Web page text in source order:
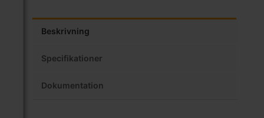
Beskrivning
Specifikationer
Dokumentation